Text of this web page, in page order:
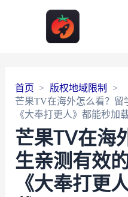
首页
版权地域限制
芒果TV在海外怎么看？留
《大奉打更人》都能秒加载
芒果TV在海
生亲测有效
《大奉打更